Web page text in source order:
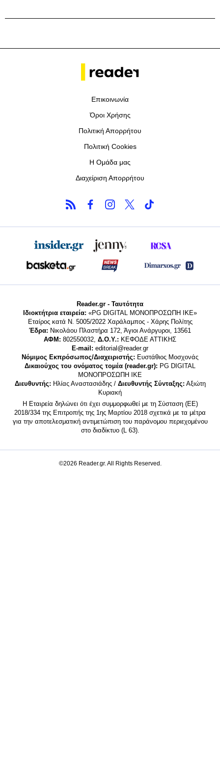
Επικοινωνία
Όροι Χρήσης
Πολιτική Απορρήτου
Πολιτική Cookies
Η Ομάδα μας
Διαχείριση Απορρήτου
Reader.gr - Ταυτότητα
Ιδιοκτήτρια εταιρεία: «PG DIGITAL MONΟΠΡΟΣΩΠΗ ΙΚΕ»
Εταίρος κατά Ν. 5005/2022 Χαράλαμπος - Χάρης Πολίτης
Έδρα: Νικολάου Πλαστήρα 172, Άγιοι Ανάργυροι, 13561
ΑΦΜ: 802550032, Δ.Ο.Υ.: ΚΕΦΟΔΕ ΑΤΤΙΚΗΣ
E-mail: editorial@reader.gr
Νόμιμος Εκπρόσωπος/Διαχειριστής: Ευστάθιος Μοσχονάς
Δικαιούχος του ονόματος τομέα (reader.gr): PG DIGITAL
MONΟΠΡΟΣΩΠΗ ΙΚΕ
Διευθυντής: Ηλίας Αναστασιάδης / Διευθυντής Σύνταξης: Αξιώτη
Κυριακή
Η Εταιρεία δηλώνει ότι έχει συμμορφωθεί με τη Σύσταση (ΕΕ)
2018/334 της Επιτροπής της 1ης Μαρτίου 2018 σχετικά με τα μέτρα
για την αποτελεσματική αντιμετώπιση του παράνομου περιεχομένου
στο διαδίκτυο (L 63).
©2026 Reader.gr. All Rights Reserved.